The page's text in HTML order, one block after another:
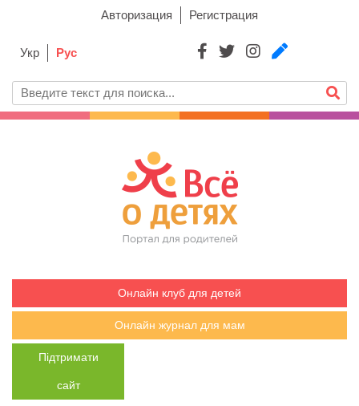
Авторизация Регистрация
Укр Рус
Онлайн клуб для детей
Онлайн журнал для мам
Підтримати
сайт